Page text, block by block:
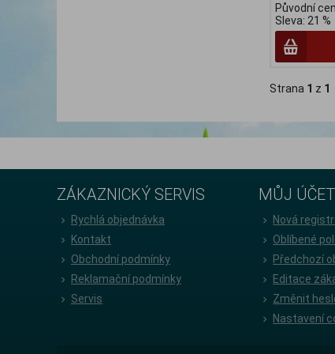
Původní
Sleva: 21 %
Strana 1 z 1
ZÁKAZNICKÝ SERVIS
Rychlá objednávka
Kontakt
Obchodní podmínky
Reklamační podmínky
Servis
MŮJ ÚČET
Nová
Oblíbené
Předchozí
Editace
Změnit
Nastavení